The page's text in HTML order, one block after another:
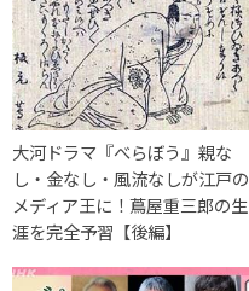
大河ドラマ『べらぼう』親な
し・金なし・風流なしが江戸の
メディア王に！蔦屋重三郎の生
涯を完全予習【後編】